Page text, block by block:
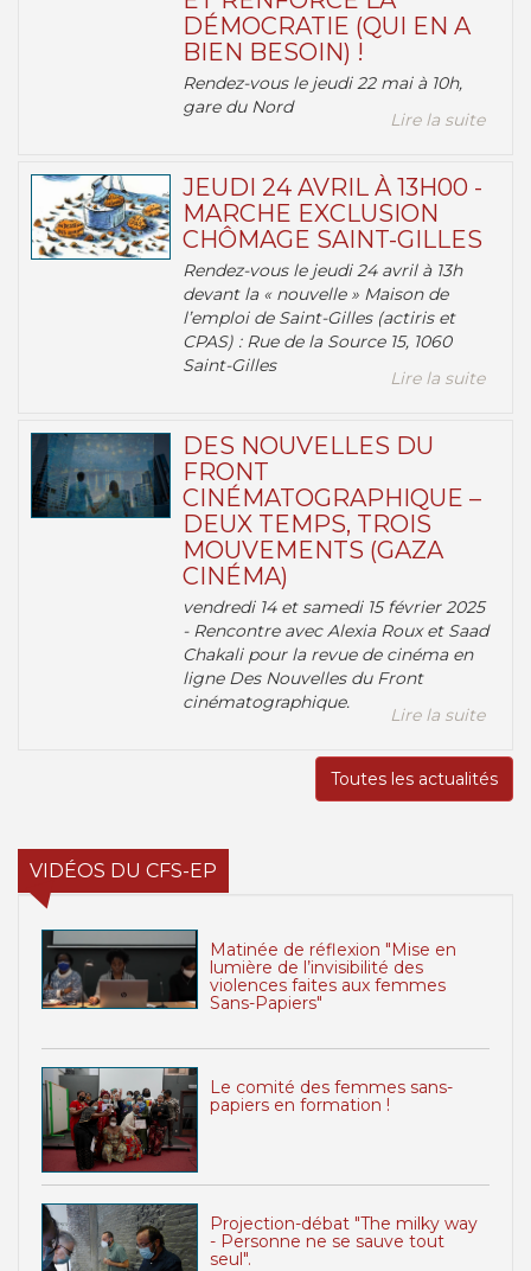
DÉMOCRATIE (QUI EN A
BIEN BESOIN) !
Rendez-vous le jeudi 22 mai à 10h,
gare du Nord
Lire la suite
JEUDI 24 AVRIL À 13H00 -
MARCHE EXCLUSION
CHÔMAGE SAINT-GILLES
Rendez-vous le jeudi 24 avril à 13h
devant la « nouvelle » Maison de
l’emploi de Saint-Gilles (actiris et
CPAS) : Rue de la Source 15, 1060
Saint-Gilles
Lire la suite
DES NOUVELLES DU
FRONT
CINÉMATOGRAPHIQUE –
DEUX TEMPS, TROIS
MOUVEMENTS (GAZA
CINÉMA)
vendredi 14 et samedi 15 février 2025
- Rencontre avec Alexia Roux et Saad
Chakali pour la revue de cinéma en
ligne Des Nouvelles du Front
cinématographique.
Lire la suite
Toutes les actualités
VIDÉOS DU CFS-EP
Matinée de réflexion "Mise en
lumière de l’invisibilité des
violences faites aux femmes
Sans-Papiers"
Le comité des femmes sans-
papiers en formation !
Projection-débat "The milky way
- Personne ne se sauve tout
seul".